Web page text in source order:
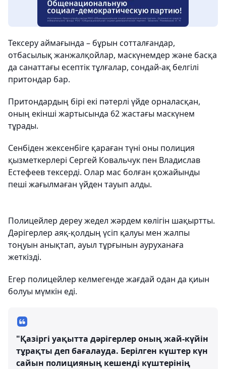
Тексеру аймағында – бұрын сотталғандар,
отбасылық жанжалқойлар, маскүнемдер және басқа
да санаттағы есептік тұлғалар, сондай-ақ белгілі
притондар бар.
Притондардың бірі екі пәтерлі үйде орналасқан,
оның екінші жартысында 62 жастағы маскүнем
тұрады.
Сенбіден жексенбіге қараған түні оны полиция
қызметкерлері Сергей Ковальчук пен Владислав
Естефеев тексерді. Олар мас болған қожайынды
пеші жағылмаған үйден тауып алды.
Полицейлер дереу жедел жәрдем көлігін шақыртты.
Дәрігерлер аяқ-қолдың үсіп қалуы мен жалпы
тоңуын анықтап, ауыл тұрғынын ауруханаға
жеткізді.
Егер полицейлер келмегенде жағдай одан да қиын
болуы мүмкін еді.
"Қазіргі уақытта дәрігерлер оның жай-күйін
тұрақты деп бағалауда. Берілген күштер күн
сайын полицияның кешенді күштерінің